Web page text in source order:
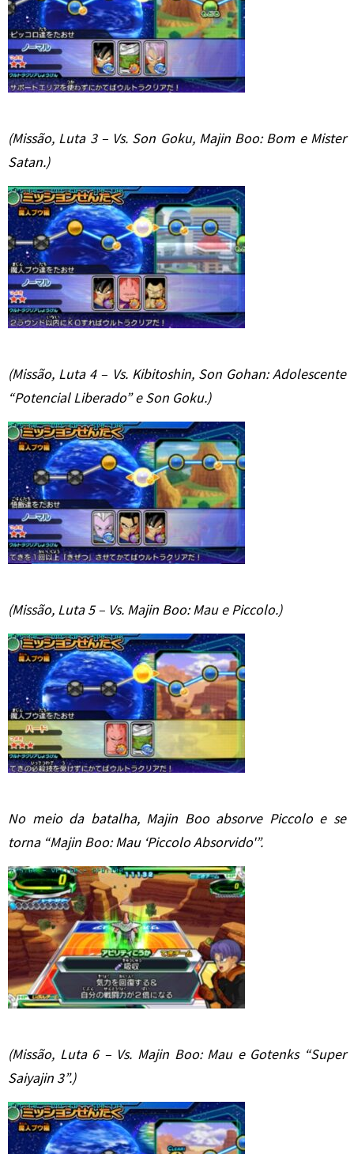
(Missão, Luta 3 – Vs. Son Goku, Majin Boo: Bom e Mister
Satan.)
(Missão, Luta 4 – Vs. Kibitoshin, Son Gohan: Adolescente
“Potencial Liberado” e Son Goku.)
(Missão, Luta 5 – Vs. Majin Boo: Mau e Piccolo.)
No meio da batalha, Majin Boo absorve Piccolo e se
torna “Majin Boo: Mau ‘Piccolo Absorvido'”.
(Missão, Luta 6 – Vs. Majin Boo: Mau e Gotenks “Super
Saiyajin 3”.)